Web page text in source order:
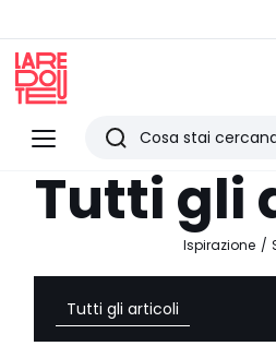
Menu
Redoute
Ricerca
Ultimi
articoli
Tutti gli
Ispirazione
Tutti gli articoli